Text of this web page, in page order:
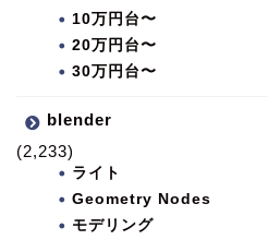
10万円台〜
20万円台〜
30万円台〜
blender
(2,233)
ライト
Geometry Nodes
モデリング